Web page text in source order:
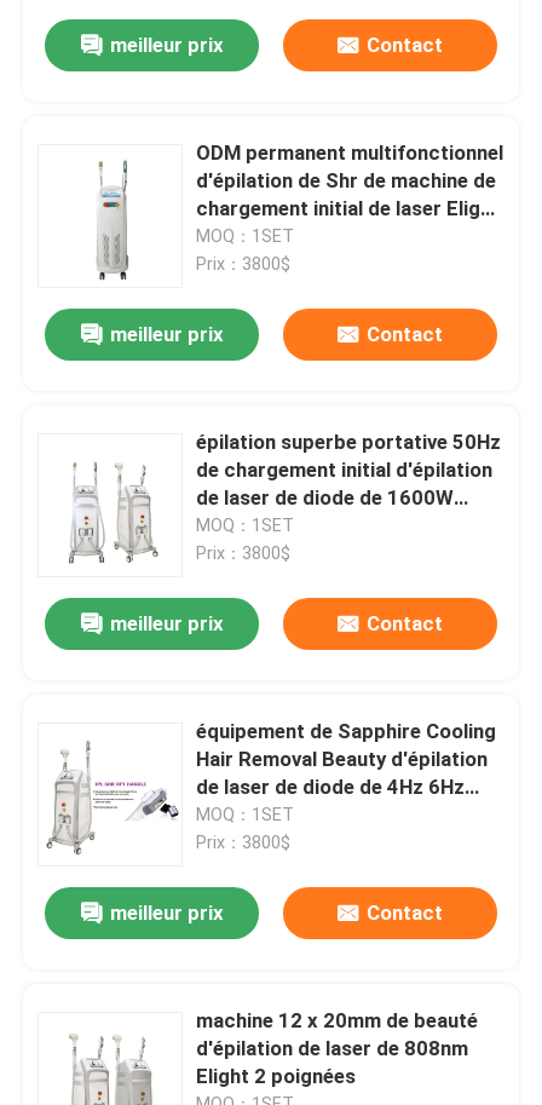
Produits
Vidéos
VR Show
Visite d'usine
Contrôle de qualité
Contactez-nous
Demandez une citation
meilleur prix Contact
ODM permanent multifonctionnel
d'épilation de Shr de machine de
chargement initial de laser Elight
de diode de 12 x de 12mm
MOQ：1SET
Prix：3800$
meilleur prix Contact
épilation superbe portative 50Hz
de chargement initial d'épilation
de laser de diode de 1600W
166J/Cm2 SHR
MOQ：1SET
Prix：3800$
meilleur prix Contact
équipement de Sapphire Cooling
Hair Removal Beauty d'épilation
de laser de diode de 4Hz 6Hz
SHR
MOQ：1SET
Prix：3800$
meilleur prix Contact
machine 12 x 20mm de beauté
d'épilation de laser de 808nm
Elight 2 poignées